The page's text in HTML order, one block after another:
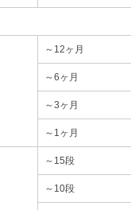
～12ヶ月
～6ヶ月
～3ヶ月
～1ヶ月
～15段
～10段